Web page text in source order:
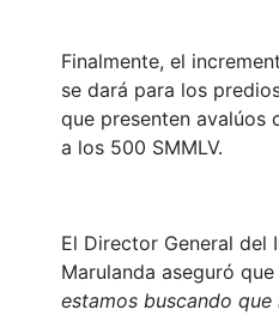
Finalmente, el
se dará para los
que presenten avalúos
a los 500 SMMLV.
El Director General del
Marulanda aseguró que
estamos buscando